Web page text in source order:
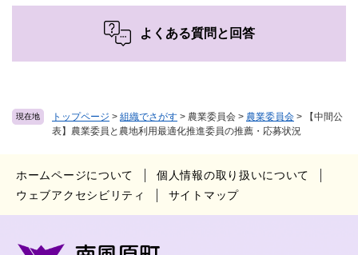
現在地 トップページ > 組織でさがす > 農業委員会 > 農業委員会 >
【中間公
表】農業委員と農地利用最適化推進委員の推薦・応募状況
よくある質問と回答
ホームページについて
個人情報の取り扱いについて
ウェブアクセシビリティ
サイトマップ